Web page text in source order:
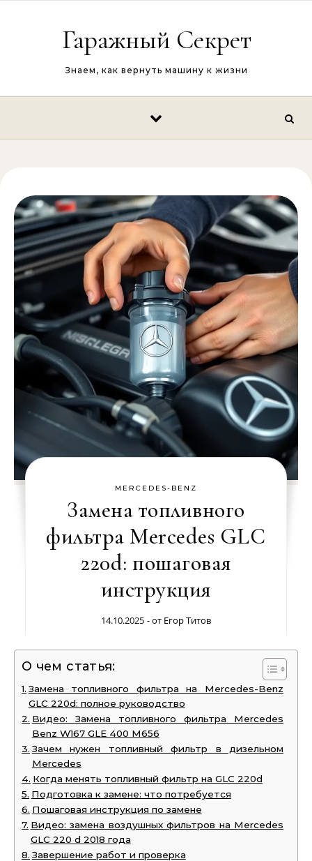
Гаражный Секрет
Знаем, как вернуть машину к жизни
MERCEDES-BENZ
Замена топливного
фильтра Mercedes GLC
220d: пошаговая
инструкция
14.10.2025 - от Егор Титов
О чем статья:
Замена топливного фильтра на Mercedes-Benz
GLC 220d: полное руководство
Видео: Замена топливного фильтра Mercedes
Benz W167 GLE 400 M656
Зачем нужен топливный фильтр в дизельном
Mercedes
Когда менять топливный фильтр на GLC 220d
Подготовка к замене: что потребуется
Пошаговая инструкция по замене
Видео: замена воздушных фильтров на Mercedes
GLC 220 d 2018 года
Завершение работ и проверка